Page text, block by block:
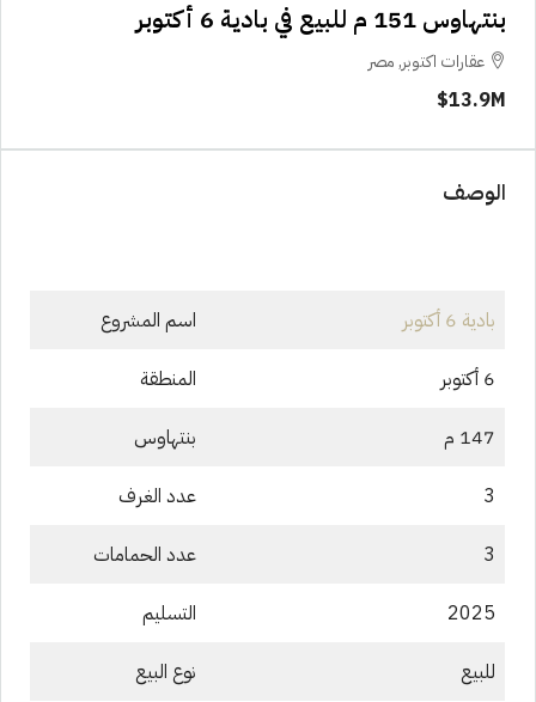
بنتهاوس 151 م للبيع في بادية 6 أكتوبر
عقارات اكتوبر, مصر
13.9M$
الوصف
بادية 6 أكتوبر اسم المشروع
6 أكتوبر المنطقة
147 م بنتهاوس
3 عدد الغرف
3 عدد الحمامات
2025 التسليم
للبيع نوع البيع